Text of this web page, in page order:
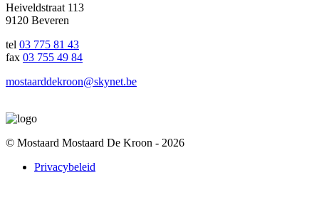
Heiveldstraat 113
9120 Beveren
tel 03 775 81 43
fax 03 755 49 84
mostaarddekroon@skynet.be
© Mostaard Mostaard De Kroon - 2026
Privacybeleid